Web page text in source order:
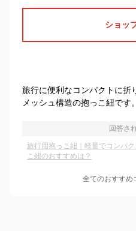
ショッ
旅行に便利なコンパクトに折
メッシュ構造の抱っこ紐です
回答さ
旅行用抱っこ紐｜軽量でコンパ
こ紐のおすすめは？
全てのおすすめ